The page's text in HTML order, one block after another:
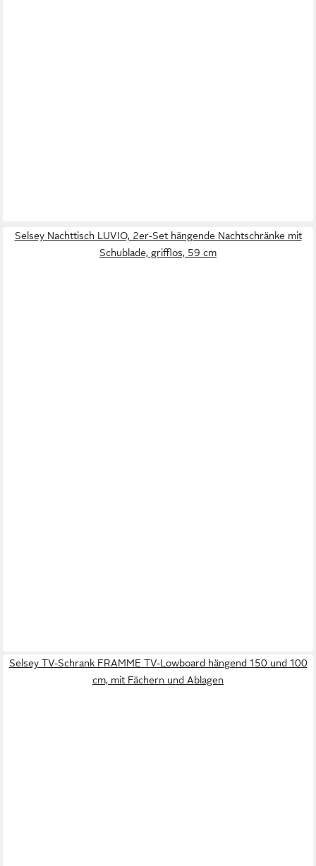
Selsey Nachttisch LUVIO, 2er-Set hängende Nachtschränke mit
Schublade, grifflos, 59 cm
Selsey TV-Schrank FRAMME TV-Lowboard hängend 150 und 100
cm, mit Fächern und Ablagen